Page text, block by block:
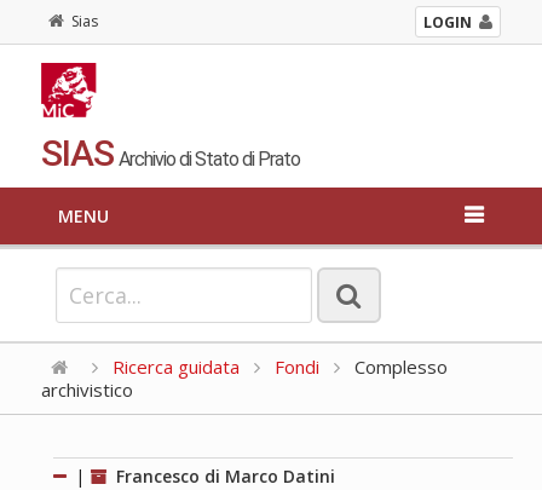
Sias LOGIN
SIAS Archivio di Stato di Prato
MENU
Ricerca guidata Fondi
Complesso
archivistico
| Francesco di Marco Datini